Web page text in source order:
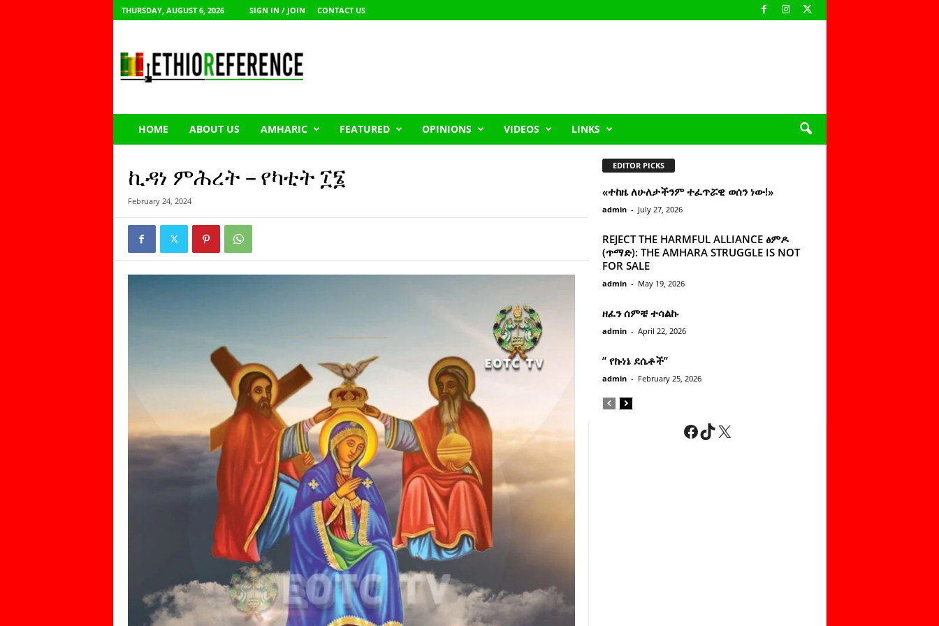
THURSDAY, AUGUST 6, 2026 SIGN IN / JOIN CONTACT US
h
HOME ABOUT US AMHARIC FEATURED OPINIONS VIDEOS LINKS
ኪዳነ ምሕረት – የካቲት ፲፮
February 24, 2024
EDITOR PICKS
«ተከዜ ለሁለታችንም ተፈጥሯዊ ወሰን ነው!»
admin - July 27, 2026
REJECT THE HARMFUL ALLIANCE ፅምዶ
(ጥማድ): THE AMHARA STRUGGLE IS NOT
FOR SALE
admin - May 19, 2026
ዘፈን ሰምቼ ተሳልኩ
admin - April 22, 2026
” የኩነኔ ደሴቶች’’
admin - February 25, 2026
Facebook
TikTok
X